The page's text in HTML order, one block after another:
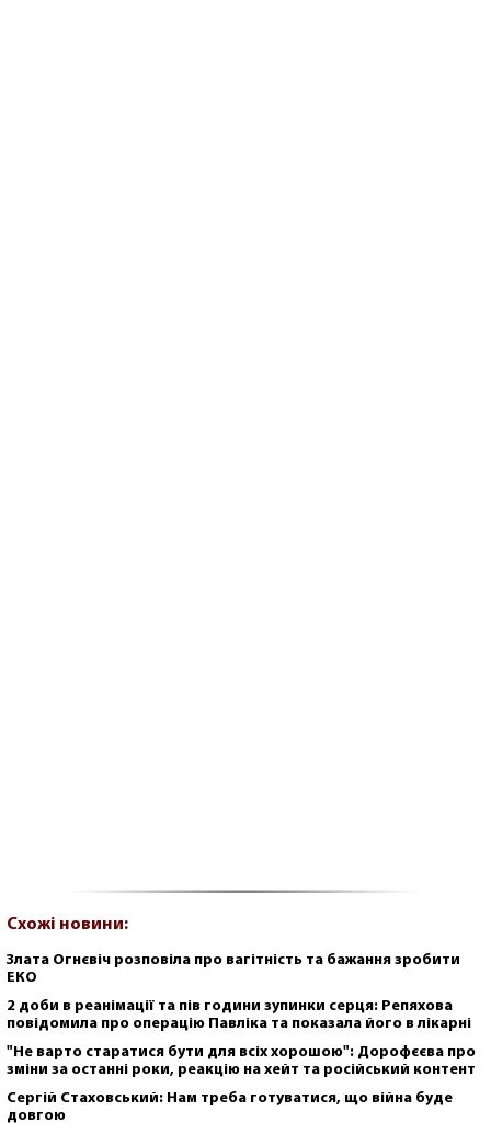
Схожі новини:
Злата Огнєвіч розповіла про вагітність та бажання зробити
ЕКО
2 доби в реанімації та пів години зупинки серця: Репяхова
повідомила про операцію Павліка та показала його в лікарні
"Не варто старатися бути для всіх хорошою": Дорофєєва про
зміни за останні роки, реакцію на хейт та російський контент
Сергій Стаховський: Нам треба готуватися, що війна буде
довгою